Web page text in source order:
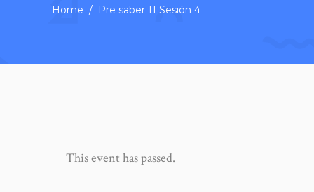
Home / Pre saber 11 Sesión 4
This event has passed.